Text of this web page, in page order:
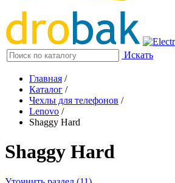
Искать
Главная /
Каталог /
Чехлы для телефонов /
Lenovo /
Shaggy Hard
Shaggy Hard